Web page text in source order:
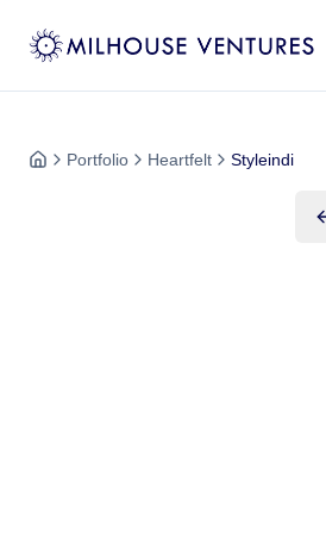
Portfolio Heartfelt Styleindi